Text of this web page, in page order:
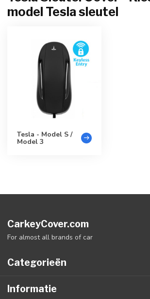
model Tesla sleutel
Tesla - Model S /
Model 3
CarkeyCover.com
For almost all brands of car
Categorieën
Informatie